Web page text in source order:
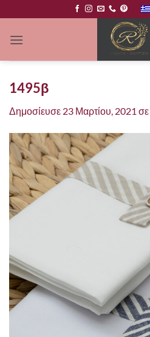
στο
περιεχόμενο
1495β
Δημοσίευσε 23 Μαρτίου, 2021 σε